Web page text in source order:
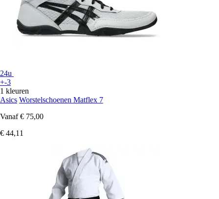
24u
+-3
1 kleuren
Asics Worstelschoenen Matflex 7
Vanaf € 75,00
€ 44,11